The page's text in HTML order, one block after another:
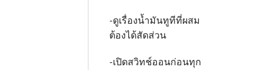
-ดูเรื่องน้ำมันทูทีที่ผสม
ต้องได้สัดส่วน
-เปิดสวิทช์ออนก่อนทุก